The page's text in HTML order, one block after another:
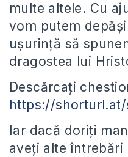
multe altele. Cu
vom putem
ușurință să
dragostea lui
Descărcați
https://shorturl.at/
Iar dacă doriți
aveți alte întrebări